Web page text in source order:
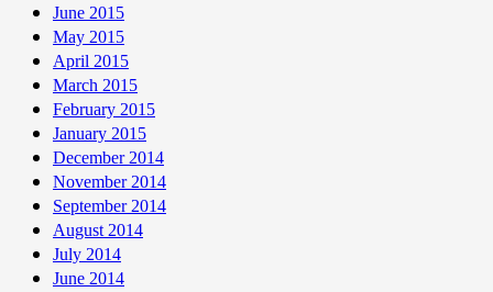
June 2015
May 2015
April 2015
March 2015
February 2015
January 2015
December 2014
November 2014
September 2014
August 2014
July 2014
June 2014